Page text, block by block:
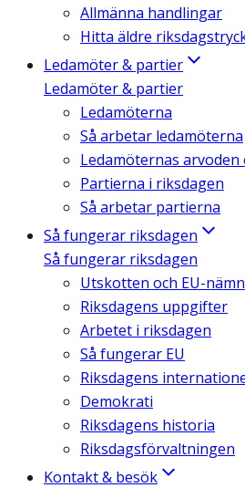
Allmänna handlingar
Hitta äldre
Ledamöter & partier
Ledamöter & partier
Ledamöterna
Så arbetar ledamöterna
Ledamöternas
Partierna i riksdagen
Så arbetar partierna
Så fungerar riksdagen
Så fungerar riksdagen
Utskotten och EU-
Riksdagens uppgifter
Arbetet i riksdagen
Så fungerar EU
Riksdagens
Demokrati
Riksdagens historia
Riksdagsförvaltningen
Kontakt & besök